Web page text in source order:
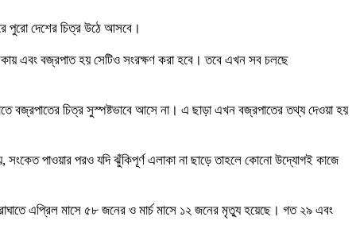
পুরো দেশের চিত্র উঠে আসবে।
এবং বজ্রপাত হয় সেটিও সংরক্ষণ করা হবে। তবে এখন সব চলছে
বজ্রপাতের চিত্র সুস্পষ্টভাবে আসে না। এ ছাড়া এখন বজ্রপাতের তথ্য দেওয়া হয়
পাওয়ার পরও যদি ঝুঁকিপূর্ণ এলাকা না ছাড়ে তাহলে কোনো উদ্যোগই কাজে
এপ্রিল মাসে ৫৮ জনের ও মার্চ মাসে ১২ জনের মৃত্যু হয়েছে। গত ২৯ এবং